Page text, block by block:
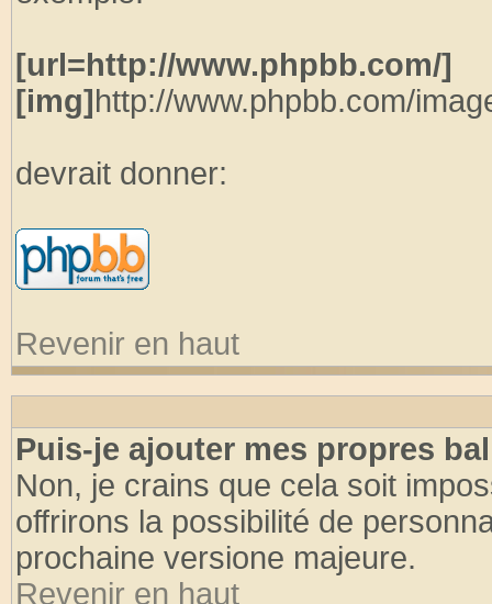
[url=http://www.phpbb.com/]
[img]http://www.phpbb.com/
devrait donner:
Revenir en haut
Puis-je ajouter mes propres
Non, je crains que cela soit
offrirons la possibilité de
prochaine versione majeure.
Revenir en haut